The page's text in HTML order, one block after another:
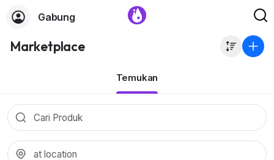
Gabung
Marketplace
Temukan